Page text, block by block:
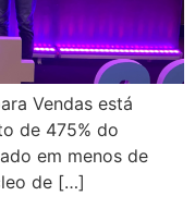
Vendas está
de 475% do
em menos de
de […]